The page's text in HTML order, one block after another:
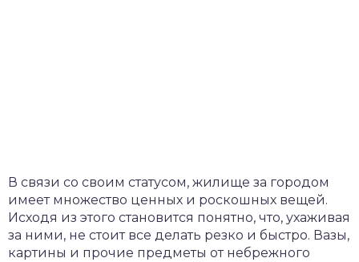
В связи со своим статусом, жилище за городом
имеет множество ценных и роскошных вещей.
Исходя из этого становится понятно, что, ухаживая
за ними, не стоит все делать резко и быстро. Вазы,
картины и прочие предметы от небрежного